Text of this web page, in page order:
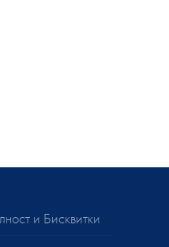
и Бисквитки